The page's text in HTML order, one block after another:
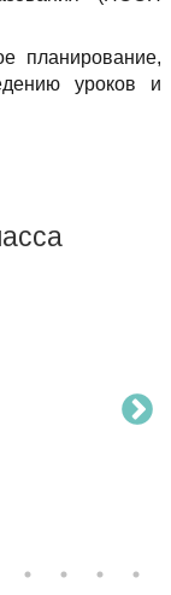
планирование,
уроков и